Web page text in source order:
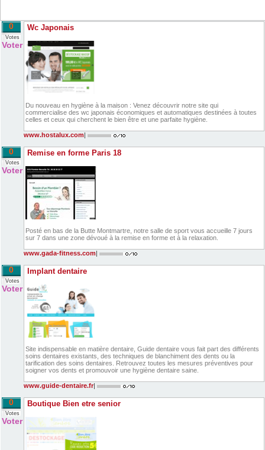
0
Votes
Voter
Wc Japonais
Du nouveau en hygiène à la maison : Venez découvrir notre site qui
commercialise des wc japonais économiques et automatiques destinées à toutes
celles et ceux qui cherchent le bien être et une parfaite hygiène.
www.hostalux.com|
0
Votes
Voter
Remise en forme Paris 18
Posté en bas de la Butte Montmartre, notre salle de sport vous accueille 7 jours
sur 7 dans une zone dévoué à la remise en forme et à la relaxation.
www.gada-fitness.com|
0
Votes
Voter
Implant dentaire
Site indispensable en matière dentaire, Guide dentaire vous fait part des différents
soins dentaires existants, des techniques de blanchiment des dents ou la
tarification des soins dentaires. Retrouvez toutes les mesures préventives pour
soigner vos dents et promouvoir une hygiène dentaire saine.
www.guide-dentaire.fr|
0
Votes
Voter
Boutique Bien etre senior